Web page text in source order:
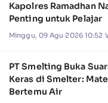
Kapolres Ramadhan
Penting untuk Pelajar
Minggu, 09 Agu 2026 10:52
PT Smelting Buka
Keras di Smelter:
Bertemu Air